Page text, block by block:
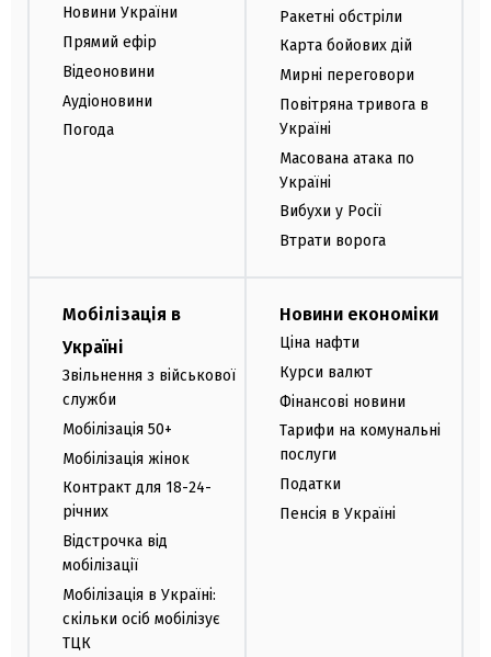
Новини України
Прямий ефір
Відеоновини
Аудіоновини
Погода
Ракетні обстріли
Карта бойових дій
Мирні переговори
Повітряна тривога в
Україні
Масована атака по
Україні
Вибухи у Росії
Втрати ворога
Мобілізація в
Україні
Звільнення з військової
служби
Мобілізація 50+
Мобілізація жінок
Контракт для 18-24-
річних
Відстрочка від
мобілізації
Мобілізація в Україні:
скільки осіб мобілізує
ТЦК
Новини економіки
Ціна нафти
Курси валют
Фінансові новини
Тарифи на комунальні
послуги
Податки
Пенсія в Україні